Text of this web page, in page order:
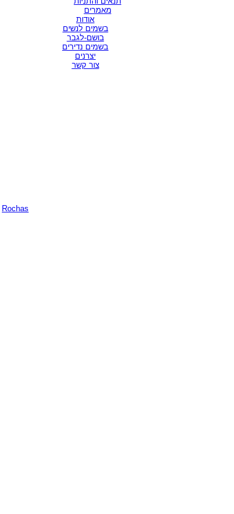
מאמרים
אודות
בשמים לנשים
בושם-לגבר
בשמים נדירים
יצרנים
צור קשר
Rochas